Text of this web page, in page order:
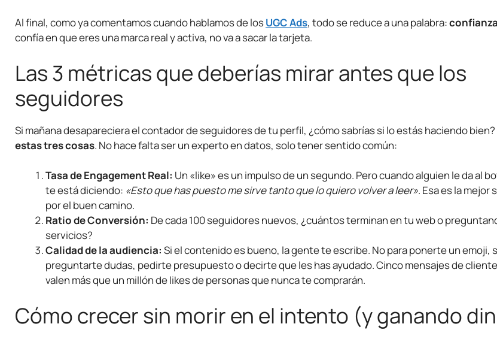
Al final, como ya comentamos cuando hablamos de losUGC Ads, todo se reduce a una palabra:confianza
confía en que eres una marca real y activa, no va a sacar la tarjeta.
Las 3 métricas que deberías mirar antes que los
seguidores
Si mañana desapareciera el contador de seguidores de tu perfil, ¿cómo sabrías si lo estás haciendo
estas tres cosas. No hace falta ser un experto en datos, solo tener sentido común:
Tasa de Engagement Real: Un «like» es un impulso de un segundo. Pero cuando alguien le da al
te está diciendo: «Esto que has puesto me sirve tanto que lo quiero volver a leer». Esa es la mejor
por el buen camino.
Ratio de Conversión: De cada 100 seguidores nuevos, ¿cuántos terminan en tu web o
servicios?
Calidad de la audiencia: Si el contenido es bueno, la gente te escribe. No para ponerte un emoji,
preguntarte dudas, pedirte presupuesto o decirte que les has ayudado. Cinco mensajes de
valen más que un millón de likes de personas que nunca te comprarán.
Cómo crecer sin morir en el intento (y ganando